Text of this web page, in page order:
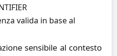
valida in base al
sensibile al contesto